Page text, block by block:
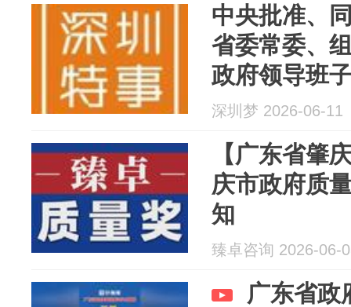
中央批准、
省委常委、
政府领导班
建领任深圳
记|深圳特事
深圳梦 2026-06-11
【广东省肇
庆市政府质
知
臻卓咨询 2026-06-
广东省政